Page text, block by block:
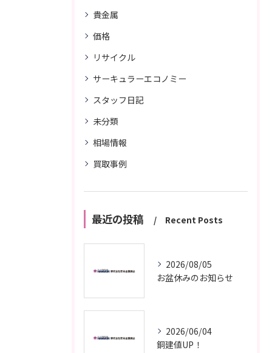
貴金属
価格
リサイクル
サーキュラーエコノミー
スタッフ日記
未分類
相場情報
買取事例
最近の投稿 Recent Posts
2026/08/05
お盆休みのお知らせ
2026/06/04
銅建値UP！